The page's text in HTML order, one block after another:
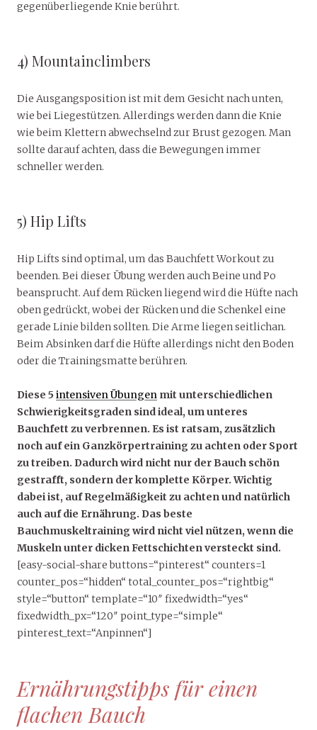
gegenüberliegende Knie berührt.
4) Mountainclimbers
Die Ausgangsposition ist mit dem Gesicht nach unten,
wie bei Liegestützen. Allerdings werden dann die Knie
wie beim Klettern abwechselnd zur Brust gezogen. Man
sollte darauf achten, dass die Bewegungen immer
schneller werden.
5) Hip Lifts
Hip Lifts sind optimal, um das Bauchfett Workout zu
beenden. Bei dieser Übung werden auch Beine und Po
beansprucht. Auf dem Rücken liegend wird die Hüfte nach
oben gedrückt, wobei der Rücken und die Schenkel eine
gerade Linie bilden sollten. Die Arme liegen seitlichan.
Beim Absinken darf die Hüfte allerdings nicht den Boden
oder die Trainingsmatte berühren.
Diese 5 intensiven Übungen mit unterschiedlichen
Schwierigkeitsgraden sind ideal, um unteres
Bauchfett zu verbrennen. Es ist ratsam, zusätzlich
noch auf ein Ganzkörpertraining zu achten oder Sport
zu treiben. Dadurch wird nicht nur der Bauch schön
gestrafft, sondern der komplette Körper. Wichtig
dabei ist, auf Regelmäßigkeit zu achten und natürlich
auch auf die Ernährung. Das beste
Bauchmuskeltraining wird nicht viel nützen, wenn die
Muskeln unter dicken Fettschichten versteckt sind.
[easy-social-share buttons=“pinterest“ counters=1
counter_pos=“hidden“ total_counter_pos=“rightbig“
style=“button“ template=“10″ fixedwidth=“yes“
fixedwidth_px=“120″ point_type=“simple“
pinterest_text=“Anpinnen“]
Ernährungstipps für einen
flachen Bauch